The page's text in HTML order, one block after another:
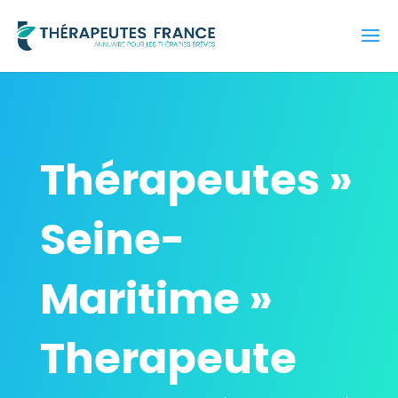
Thérapeutes »
Seine-
Maritime »
Therapeute